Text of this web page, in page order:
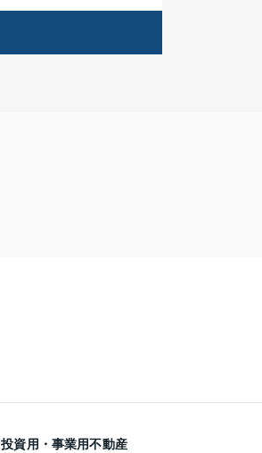
投資用・事業用不動産